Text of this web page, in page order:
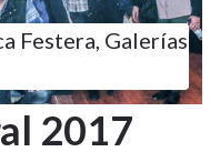
Festera, Galerías
2017